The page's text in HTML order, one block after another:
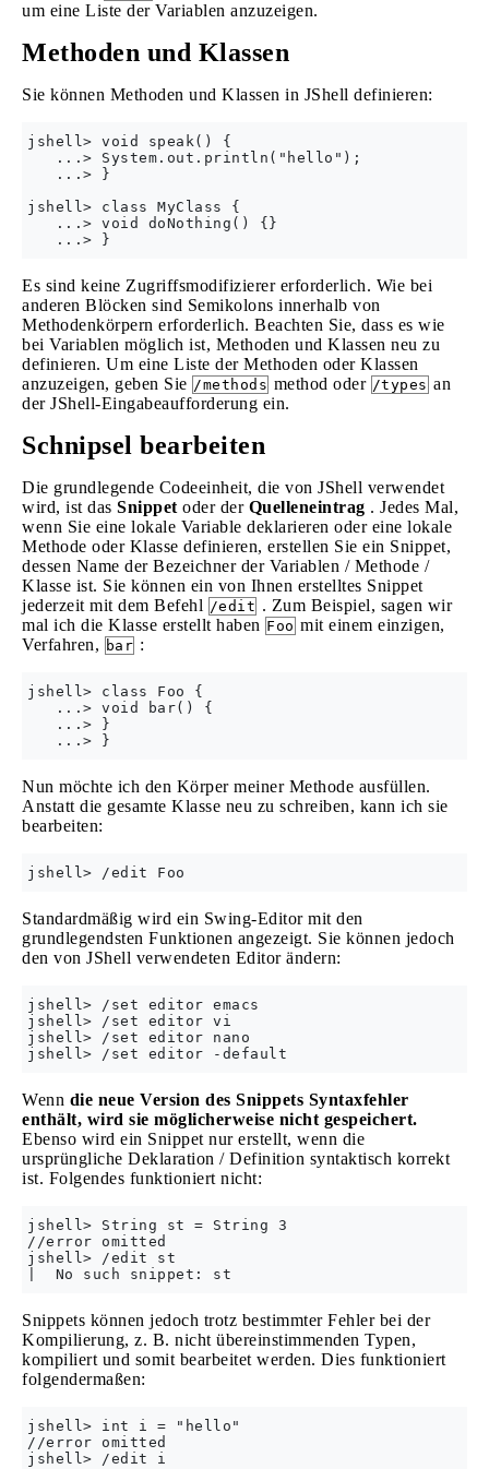
um eine Liste der Variablen anzuzeigen.
Methoden und Klassen
Sie können Methoden und Klassen in JShell definieren:
jshell> void speak() {
   ...> System.out.println("hello");
   ...> }
jshell> class MyClass {
   ...> void doNothing() {}
Es sind keine Zugriffsmodifizierer erforderlich. Wie bei
anderen Blöcken sind Semikolons innerhalb von
Methodenkörpern erforderlich. Beachten Sie, dass es wie
bei Variablen möglich ist, Methoden und Klassen neu zu
definieren. Um eine Liste der Methoden oder Klassen
anzuzeigen, geben Sie /methods method oder /types an
der JShell-Eingabeaufforderung ein.
Schnipsel bearbeiten
Die grundlegende Codeeinheit, die von JShell verwendet
wird, ist das Snippet oder der Quelleneintrag . Jedes Mal,
wenn Sie eine lokale Variable deklarieren oder eine lokale
Methode oder Klasse definieren, erstellen Sie ein Snippet,
dessen Name der Bezeichner der Variablen / Methode /
Klasse ist. Sie können ein von Ihnen erstelltes Snippet
jederzeit mit dem Befehl /edit . Zum Beispiel, sagen wir
mal ich die Klasse erstellt haben Foo mit einem einzigen,
Verfahren, bar :
jshell> class Foo {
   ...> void bar() {
   ...> }
Nun möchte ich den Körper meiner Methode ausfüllen.
Anstatt die gesamte Klasse neu zu schreiben, kann ich sie
bearbeiten:
Standardmäßig wird ein Swing-Editor mit den
grundlegendsten Funktionen angezeigt. Sie können jedoch
den von JShell verwendeten Editor ändern:
jshell> /set editor emacs
jshell> /set editor vi
jshell> /set editor nano
Wenn die neue Version des Snippets Syntaxfehler
enthält, wird sie möglicherweise nicht gespeichert.
Ebenso wird ein Snippet nur erstellt, wenn die
ursprüngliche Deklaration / Definition syntaktisch korrekt
ist. Folgendes funktioniert nicht:
jshell> String st = String 3
//error omitted
jshell> /edit st
Snippets können jedoch trotz bestimmter Fehler bei der
Kompilierung, z. B. nicht übereinstimmenden Typen,
kompiliert und somit bearbeitet werden. Dies funktioniert
folgendermaßen:
jshell> int i = "hello"
//error omitted